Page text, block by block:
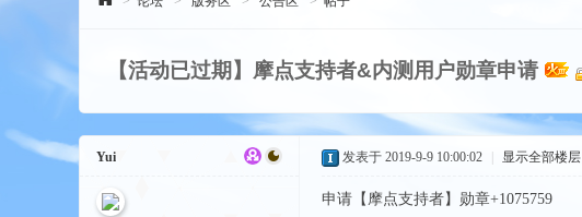
【活动已过期】摩点支持者&内测用户勋章申请
Yui 发表于 2019-9-9 10:00:02 显示全部楼层
申请【摩点支持者】勋章+1075759